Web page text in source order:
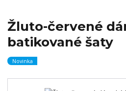
Žluto-červené
batikované šaty
Novinka